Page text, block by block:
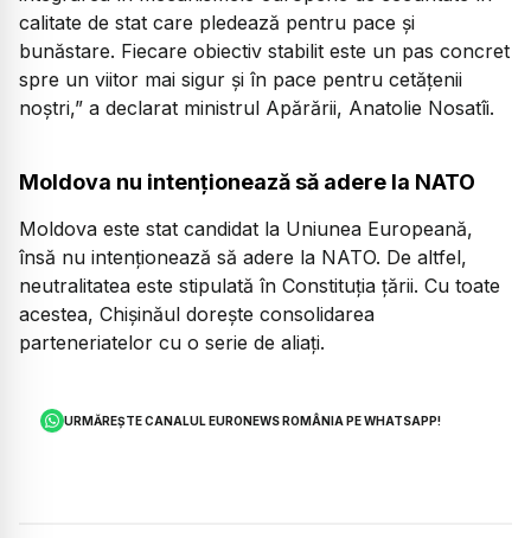
calitate de stat care pledează pentru pace și
bunăstare. Fiecare obiectiv stabilit este un pas concret
spre un viitor mai sigur și în pace pentru cetățenii
noștri,” a declarat ministrul Apărării, Anatolie Nosatîi.
Moldova nu intenționează să adere la NATO
Moldova este stat candidat la Uniunea Europeană,
însă nu intenționează să adere la NATO. De altfel,
neutralitatea este stipulată în Constituția țării. Cu toate
acestea, Chișinăul dorește consolidarea
parteneriatelor cu o serie de aliați.
URMĂREȘTE CANALUL EURONEWS ROMÂNIA PE WHATSAPP!